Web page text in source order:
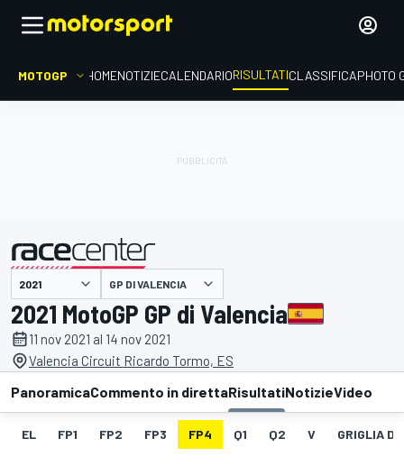
MOTOGP HOMENOTIZIECALENDARIORISULTATICLASSIFICAPHOTO
presentato da GP DI VALENCIA
2021 MotoGP GP di Valencia
11 nov 2021 al 14 nov 2021
Valencia Circuit Ricardo Tormo, ES
PanoramicaCommento in direttaRisultatiNotizieVideo
EL FP1 FP2 FP3 FP4 Q1 Q2 V GRIGLIA DI